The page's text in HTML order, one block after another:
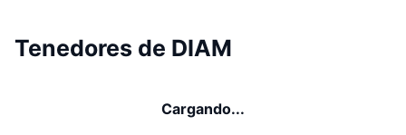
Tenedores de DIAM
Cargando...